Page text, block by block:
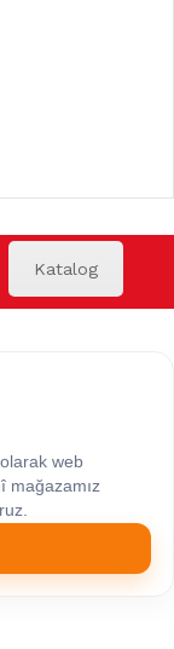
Katalog
web
mağazamız